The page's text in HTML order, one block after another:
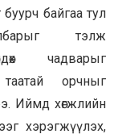
байгаа тул
тэлж
чадварыг
таатай орчныг
Иймд хөгжлийн
хэрэгжүүлэх,